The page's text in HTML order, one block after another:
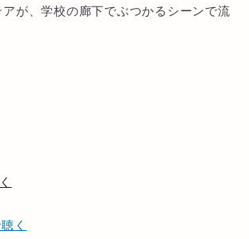
が、学校の廊下でぶつかるシーンで流
く